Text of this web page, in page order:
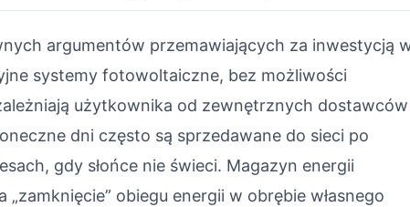
argumentów przemawiających za inwestycją
systemy fotowoltaiczne, bez możliwości
użytkownika od zewnętrznych dostawców
dni często są sprzedawane do sieci po
gdy słońce nie świeci. Magazyn energii
obiegu energii w obrębie własnego